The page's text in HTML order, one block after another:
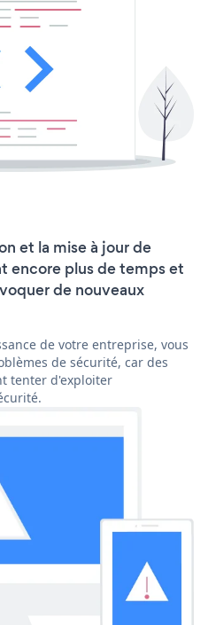
et la mise à jour de
encore plus de temps et
de nouveaux
de votre entreprise, vous
de sécurité, car des
tenter d'exploiter